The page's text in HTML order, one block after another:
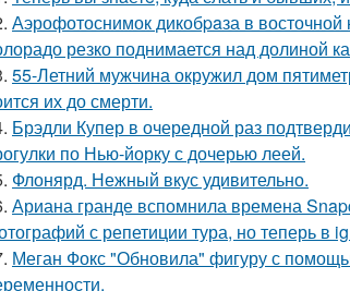
Аэрофотоснимок дикобpaза в
резко поднимается над долиной
55-Летний мужчина окружил дом
их до смерти.
Брэдли Купер в очередной раз
по Нью-йорку с дочерью леей.
Флонярд. Нежный вкус удивительно.
Ариана гранде вспомнила времена
с репетиции тура, но теперь в
Меган Фокс "Обновила" фигуру с